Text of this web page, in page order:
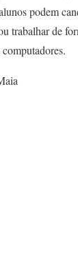
podem
trabalhar de